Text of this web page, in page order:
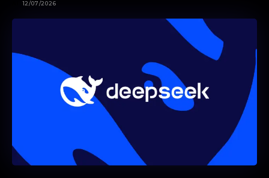
12/07/2026